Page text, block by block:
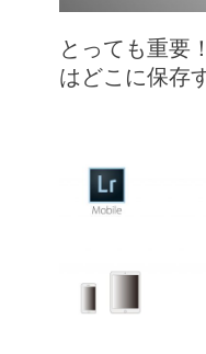
とっても重要
はどこに保存